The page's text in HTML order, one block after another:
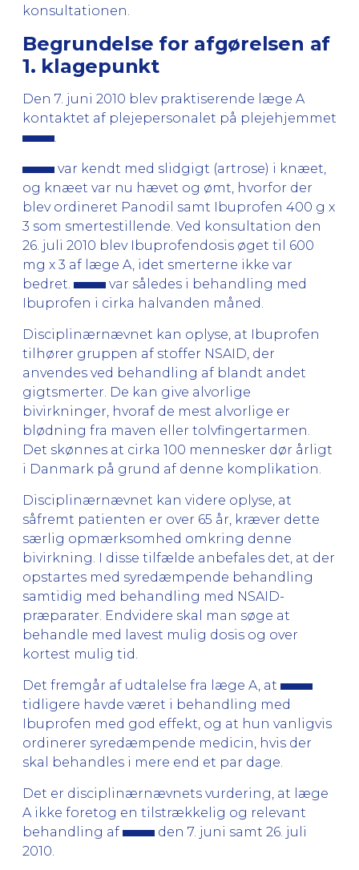
konsultationen.
Begrundelse for afgørelsen af
1. klagepunkt
Den 7. juni 2010 blev praktiserende læge A
kontaktet af plejepersonalet på plejehjemmet
var kendt med slidgigt (artrose) i knæet,
og knæet var nu hævet og ømt, hvorfor der
blev ordineret Panodil samt Ibuprofen 400 g x
3 som smertestillende. Ved konsultation den
26. juli 2010 blev Ibuprofendosis øget til 600
mg x 3 af læge A, idet smerterne ikke var
bedret.
var således i behandling med
Ibuprofen i cirka halvanden måned.
Disciplinærnævnet kan oplyse, at Ibuprofen
tilhører gruppen af stoffer NSAID, der
anvendes ved behandling af blandt andet
gigtsmerter. De kan give alvorlige
bivirkninger, hvoraf de mest alvorlige er
blødning fra maven eller tolvfingertarmen.
Det skønnes at cirka 100 mennesker dør årligt
i Danmark på grund af denne komplikation.
Disciplinærnævnet kan videre oplyse, at
såfremt patienten er over 65 år, kræver dette
særlig opmærksomhed omkring denne
bivirkning. I disse tilfælde anbefales det, at der
opstartes med syredæmpende behandling
samtidig med behandling med NSAID-
præparater. Endvidere skal man søge at
behandle med lavest mulig dosis og over
kortest mulig tid.
Det fremgår af udtalelse fra læge A, at
tidligere havde været i behandling med
Ibuprofen med god effekt, og at hun vanligvis
ordinerer syredæmpende medicin, hvis der
skal behandles i mere end et par dage.
Det er disciplinærnævnets vurdering, at læge
A ikke foretog en tilstrækkelig og relevant
behandling af
den 7. juni samt 26. juli
2010.